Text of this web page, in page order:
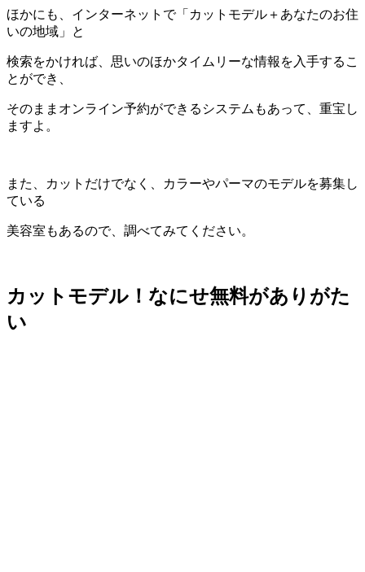
ほかにも、インターネットで「カットモデル＋あなたのお住
いの地域」と
検索をかければ、思いのほかタイムリーな情報を入手するこ
とができ、
そのままオンライン予約ができるシステムもあって、重宝し
ますよ。
また、カットだけでなく、カラーやパーマのモデルを募集し
ている
美容室もあるので、調べてみてください。
カットモデル！なにせ無料がありがた
い